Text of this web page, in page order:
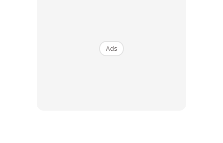
Ads